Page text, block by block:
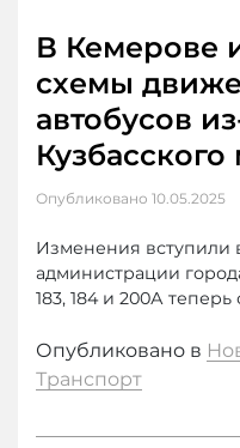
В Кемерове
схемы
автобусов
Кузбасского
Опубликовано 10.05.2025
Изменения вступили
администрации
183, 184 и 200А теперь
Опубликовано в
Транспорт